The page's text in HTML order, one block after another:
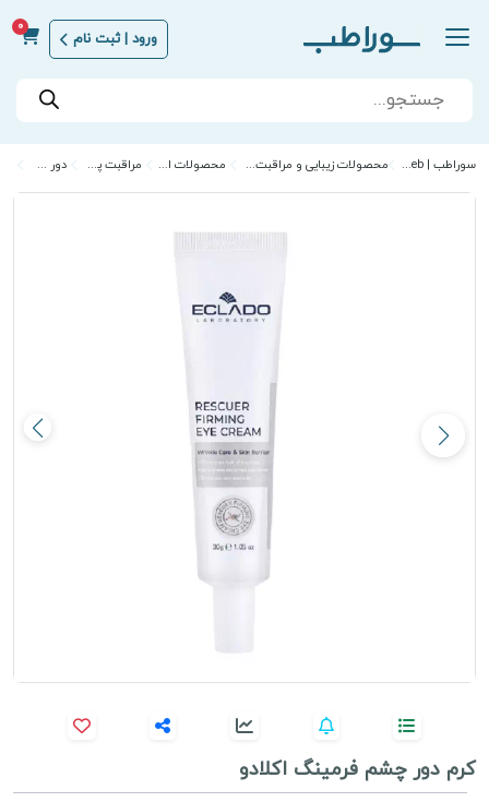
ورود | ثبت نام
0
Products
search
سوراطب | Sora Teb محصولات زیبایی و مراقبت از پوست محصولات اکلادو مراقبت پوست دور چشم
کرم دور چشم فرمینگ اکلادو